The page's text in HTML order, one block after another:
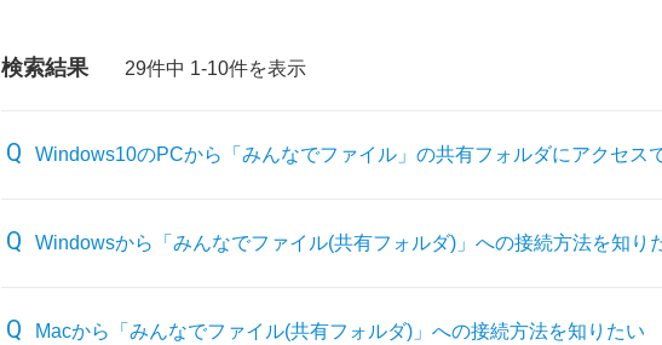
検索結果 29件中 1-10件を表示
Windows10のPCから「みんなでファイル」の共有フォルダにアクセス
Windowsから「みんなでファイル(共有フォルダ)」への接続方法を知り
Macから「みんなでファイル(共有フォルダ)」への接続方法を知りたい